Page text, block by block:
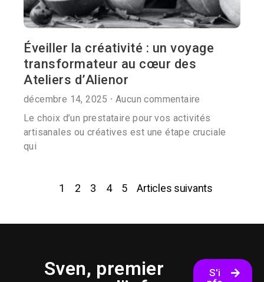
Éveiller la créativité : un voyage
transformateur au cœur des
Ateliers d’Alienor
décembre 14, 2025
Aucun commentaire
Le choix d’un prestataire pour vos activités
artisanales ou créatives est une étape cruciale
qui
1 2 3 4 5 Articles suivants
Sven, premier
S'i